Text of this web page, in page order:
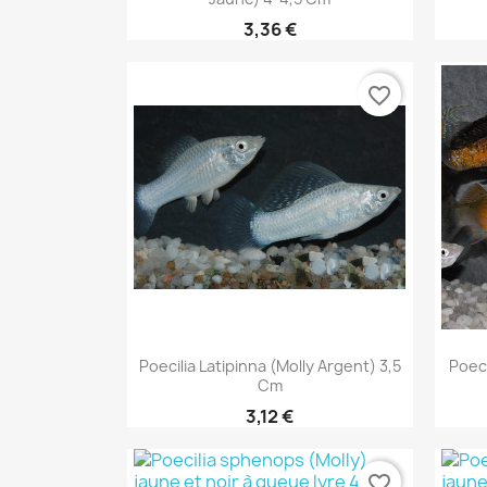
3,36 €
Aperçu rapide
Poecilia Latipinna (Molly Argent) 3,5
Cm
3,12 €
favorite_border